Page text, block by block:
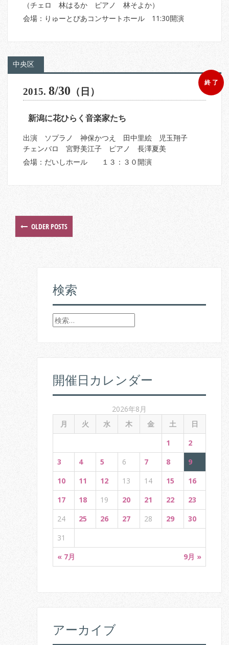
（チェロ 林はるか ピアノ 林そよか）
会場：りゅーとぴあコンサートホール 11:30開演
中央区
終 了
2015. 8/30 （日）
新潟に花ひらく音楽家たち
出演 ソプラノ 神保かつえ 田中里絵 児玉翔子
チェンバロ 宮野美江子 ピアノ 長澤夏美
会場：だいしホール １３：３０開演
P OLDER POSTS
検索
検
索
開催日カレンダー
2026年8月
月
火 水 木 金 土 日
« 7月 9月 »
1
2
3
4 5 6 7 8
9
10
11 12 13 14 15
16
17
18 19 20 21 22
23
24
25 26 27 28 29
30
31
アーカイブ